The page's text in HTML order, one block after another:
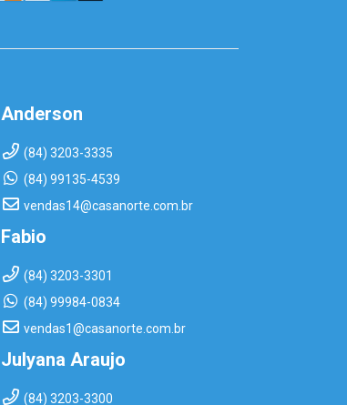
Anderson
(84) 3203-3335
(84) 99135-4539
vendas14@casanorte.com.br
Fabio
(84) 3203-3301
(84) 99984-0834
vendas1@casanorte.com.br
Julyana Araujo
(84) 3203-3300